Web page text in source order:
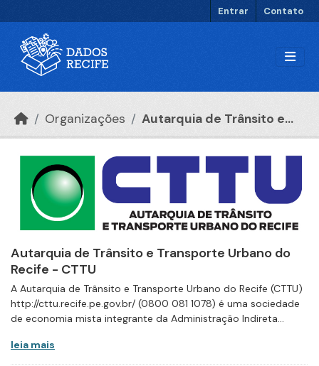
Entrar Contato
Organizações Autarquia de Trânsito e...
Autarquia de Trânsito e Transporte Urbano do
Recife - CTTU
A Autarquia de Trânsito e Transporte Urbano do Recife (CTTU)
http://cttu.recife.pe.gov.br/ (0800 081 1078) é uma sociedade
de economia mista integrante da Administração Indireta...
leia mais